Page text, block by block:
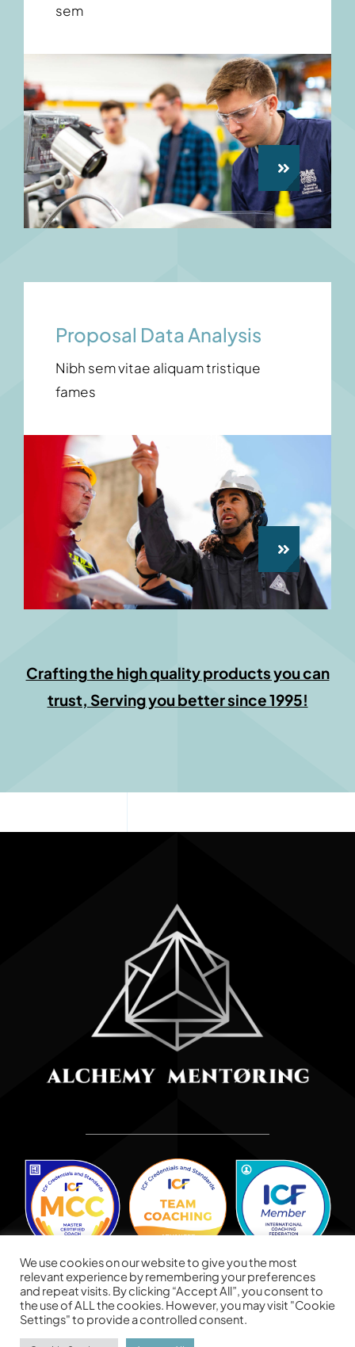
sem
Proposal Data Analysis
Nibh sem vitae aliquam tristique
fames
Crafting the high quality products you can
trust, Serving you better since 1995!
© Copyright2026 | Alchemy Mentoring | All Rights Reserved |
Designed & Managed byLunations, Inc
We use cookies on our website to give you the most
relevant experience by remembering your preferences
and repeat visits. By clicking “Accept All”, you consent to
the use of ALL the cookies. However, you may visit "Cookie
Settings" to provide a controlled consent.